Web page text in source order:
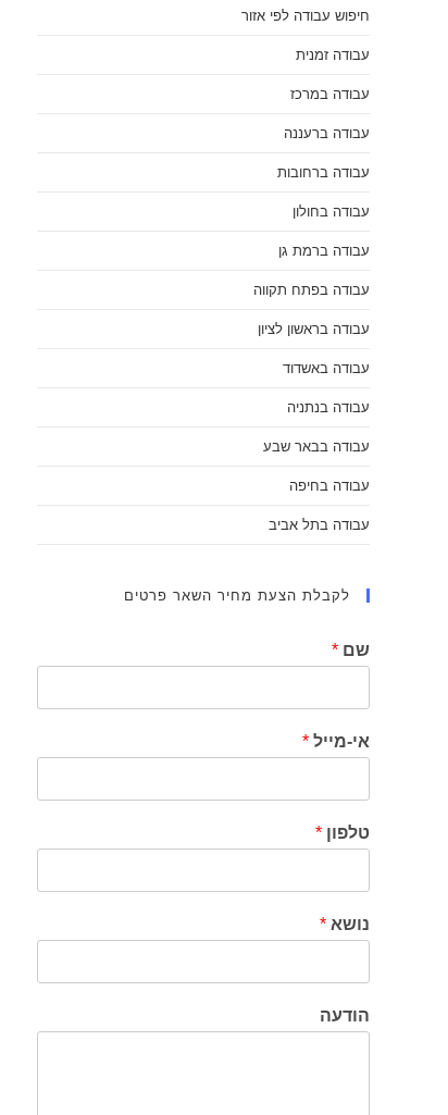
חיפוש עבודה לפי אזור
עבודה זמנית
עבודה במרכז
עבודה ברעננה
עבודה ברחובות
עבודה בחולון
עבודה ברמת גן
עבודה בפתח תקווה
עבודה בראשון לציון
עבודה באשדוד
עבודה בנתניה
עבודה בבאר שבע
עבודה בחיפה
עבודה בתל אביב
לקבלת הצעת מחיר השאר פרטים
שם *
אי-מייל *
טלפון *
נושא *
הודעה